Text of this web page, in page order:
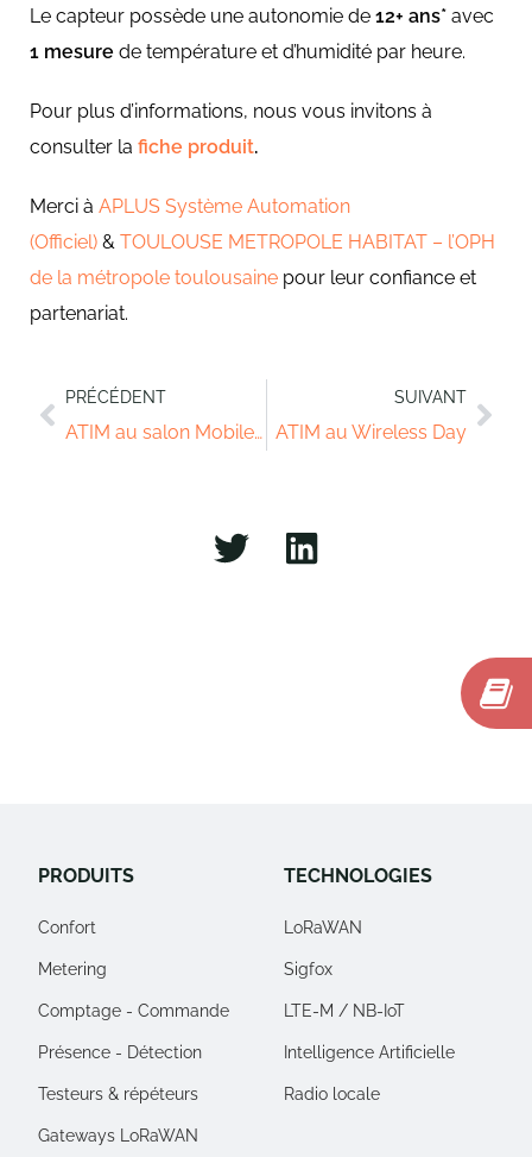
Le capteur possède une autonomie de 12+ ans* avec
1 mesure de température et d’humidité par heure.
Pour plus d’informations, nous vous invitons à
consulter la fiche produit.
Merci à APLUS Système Automation
(Officiel) & TOULOUSE METROPOLE HABITAT – l’OPH
de la métropole toulousaine pour leur confiance et
partenariat.
PRÉCÉDENT
ATIM au salon Mobile World Congress
SUIVANT
ATIM au Wireless Day
PRODUITS
Confort
Metering
Comptage - Commande
Présence - Détection
Testeurs & répéteurs
Gateways LoRaWAN
TECHNOLOGIES
LoRaWAN
Sigfox
LTE-M / NB-IoT
Intelligence Artificielle
Radio locale